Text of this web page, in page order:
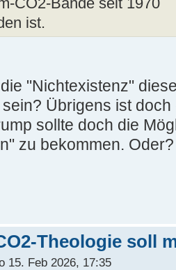
CO2-Bande seit 1970
ist.
"Nichtexistenz"
Übrigens ist
sollte doch die
zu bekommen. Oder?
Theologie soll
15. Feb 2026, 17:35